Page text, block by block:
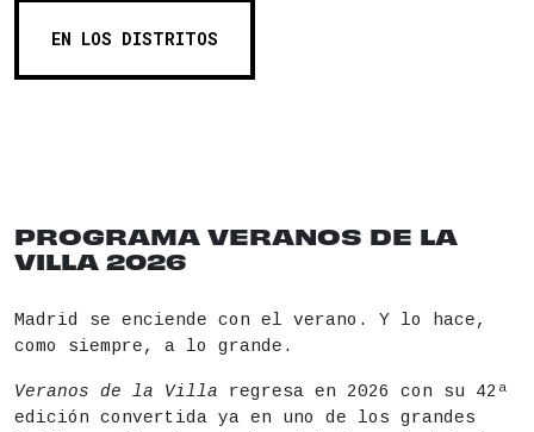
EN LOS DISTRITOS
PROGRAMA VERANOS DE LA
VILLA 2026
Madrid se enciende con el verano. Y lo hace,
como siempre, a lo grande.
Veranos de la Villa regresa en 2026 con su 42ª
edición convertida ya en uno de los grandes